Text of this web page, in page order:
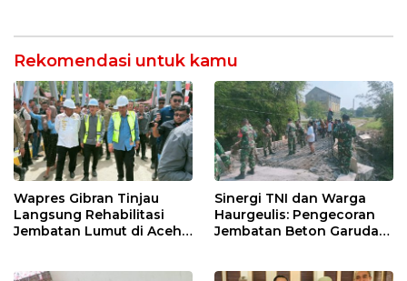
Rekomendasi untuk kamu
Wapres Gibran Tinjau
Langsung Rehabilitasi
Jembatan Lumut di Aceh
Sinergi TNI dan Warga
Haurgeulis: Pengecoran
Jembatan Beton Garuda